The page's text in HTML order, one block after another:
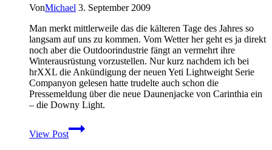
II
Mesa
Trail
Dauertest
VonMichael 3. September 2009
Man merkt mittlerweile das die kälteren Tage des Jahres so
langsam auf uns zu kommen. Vom Wetter her geht es ja direkt
noch aber die Outdoorindustrie fängt an vermehrt ihre
Winterausrüstung vorzustellen. Nur kurz nachdem ich bei
hrXXL die Ankündigung der neuen Yeti Lightweight Serie
Companyon gelesen hatte trudelte auch schon die
Pressemeldung über die neue Daunenjacke von Carinthia ein
– die Downy Light.
View Post
Carinthia
Daunenjacke